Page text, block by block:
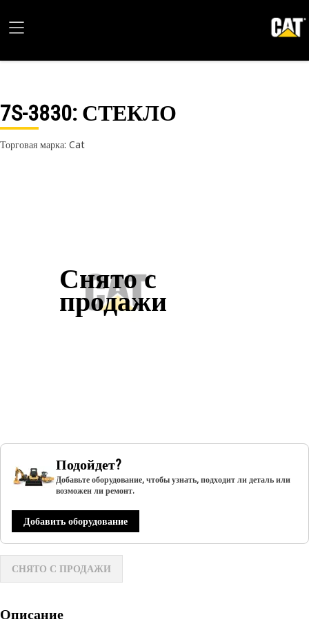
7S-3830: СТЕКЛО
Торговая марка: Cat
Снято с
продажи
Подойдет?
Добавьте оборудование, чтобы узнать, подходит ли деталь или
возможен ли ремонт.
Добавить оборудование
СНЯТО С ПРОДАЖИ
Описание